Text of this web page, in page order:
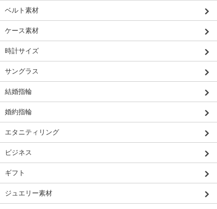
ベルト素材
ケース素材
時計サイズ
サングラス
結婚指輪
婚約指輪
エタニティリング
ビジネス
ギフト
ジュエリー素材